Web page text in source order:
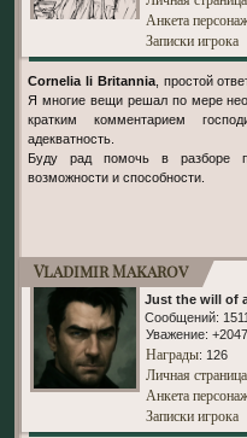
Анкета
Записки игрока
Cornelia li Britannia, простой
Я многие вещи решал по мере
кратким комментарием
адекватность.
Буду рад помочь в разборе
возможности и способности.
Vladimir Makarov
Just the will of
Сообщений:
Уважение:
Награды: 126
Личная страница
Анкета
Записки игрока